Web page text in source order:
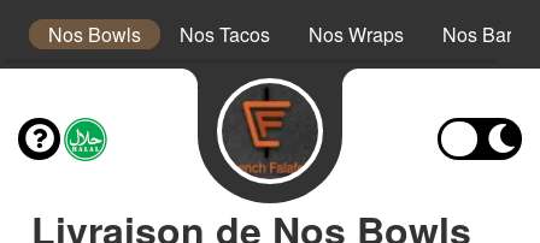
Nos Bowls Nos Tacos Nos Wraps Nos
Livraison de Nos Bowls